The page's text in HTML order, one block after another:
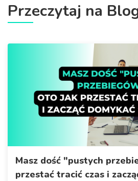
Przeczytaj na
Masz dość "pustych
przestać tracić czas i